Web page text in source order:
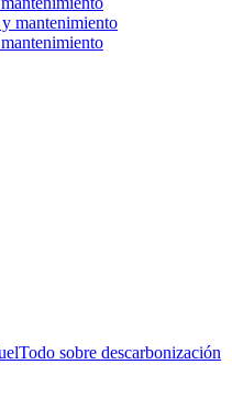
mantenimiento
Todo sobre descarbonización